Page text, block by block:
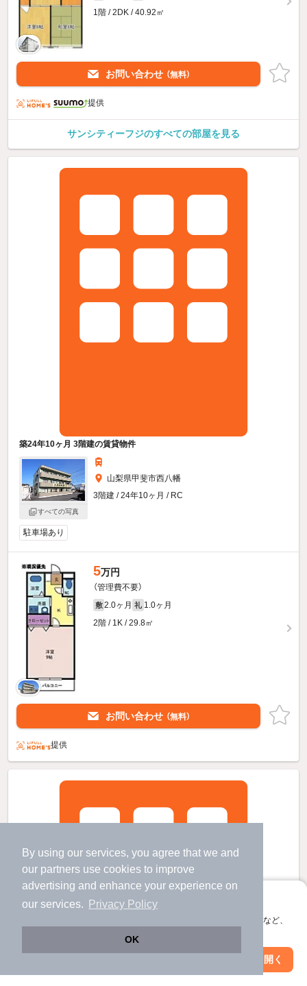
By using our services, you agree that we and
our partners use cookies to improve
advertising and enhance your experience on
our services.
Privacy Policy
OK
アプリに切り替えて、サクサクお部屋探し
会員登録なしですぐ使える。マップ検索やお気に入り保存など、
アプリを開く
1階 / 2DK / 40.92㎡
お問い合わせ （無料）
提供
サンシティーフジのすべての部屋を見る
築24年10ヶ月 3階建の賃貸物件
すべての写真
山梨県甲斐市西八幡
3階建 / 24年10ヶ月 / RC
駐車場あり
5万円
（管理費不要）
敷 2.0ヶ月 礼 1.0ヶ月
2階 / 1K / 29.8㎡
お問い合わせ （無料）
提供
絞り込み条件を変更